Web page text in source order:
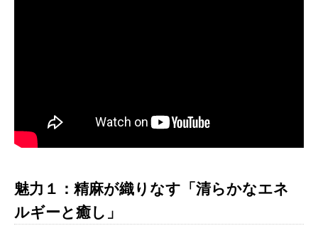
魅力１：精麻が織りなす「清らかなエネ
ルギーと癒し」